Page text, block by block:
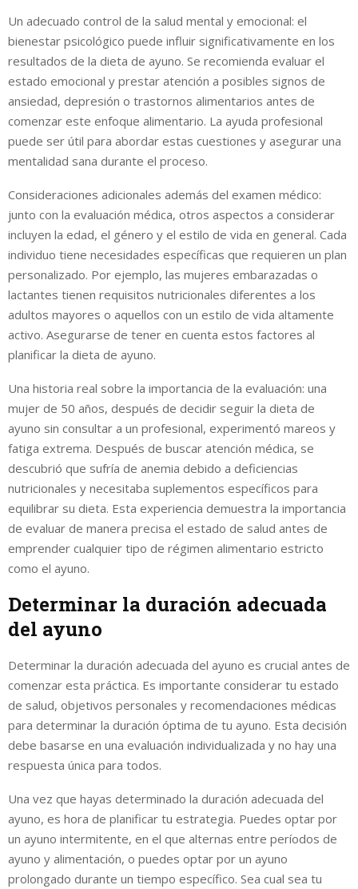
Un adecuado control de la salud mental y emocional: el
bienestar psicológico puede influir significativamente en los
resultados de la dieta de ayuno. Se recomienda evaluar el
estado emocional y prestar atención a posibles signos de
ansiedad, depresión o trastornos alimentarios antes de
comenzar este enfoque alimentario. La ayuda profesional
puede ser útil para abordar estas cuestiones y asegurar una
mentalidad sana durante el proceso.
Consideraciones adicionales además del examen médico:
junto con la evaluación médica, otros aspectos a considerar
incluyen la edad, el género y el estilo de vida en general. Cada
individuo tiene necesidades específicas que requieren un plan
personalizado. Por ejemplo, las mujeres embarazadas o
lactantes tienen requisitos nutricionales diferentes a los
adultos mayores o aquellos con un estilo de vida altamente
activo. Asegurarse de tener en cuenta estos factores al
planificar la dieta de ayuno.
Una historia real sobre la importancia de la evaluación: una
mujer de 50 años, después de decidir seguir la dieta de
ayuno sin consultar a un profesional, experimentó mareos y
fatiga extrema. Después de buscar atención médica, se
descubrió que sufría de anemia debido a deficiencias
nutricionales y necesitaba suplementos específicos para
equilibrar su dieta. Esta experiencia demuestra la importancia
de evaluar de manera precisa el estado de salud antes de
emprender cualquier tipo de régimen alimentario estricto
como el ayuno.
Determinar la duración adecuada
del ayuno
Determinar la duración adecuada del ayuno es crucial antes de
comenzar esta práctica. Es importante considerar tu estado
de salud, objetivos personales y recomendaciones médicas
para determinar la duración óptima de tu ayuno. Esta decisión
debe basarse en una evaluación individualizada y no hay una
respuesta única para todos.
Una vez que hayas determinado la duración adecuada del
ayuno, es hora de planificar tu estrategia. Puedes optar por
un ayuno intermitente, en el que alternas entre períodos de
ayuno y alimentación, o puedes optar por un ayuno
prolongado durante un tiempo específico. Sea cual sea tu